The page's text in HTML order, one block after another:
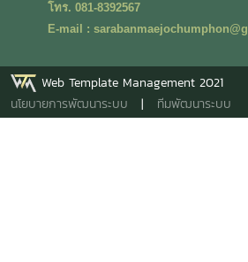
โทร. 081-8392567
E-mail :
Web Template Management 2021
นโยบายการพัฒนาระบบ | ทีมพัฒนาระบบ